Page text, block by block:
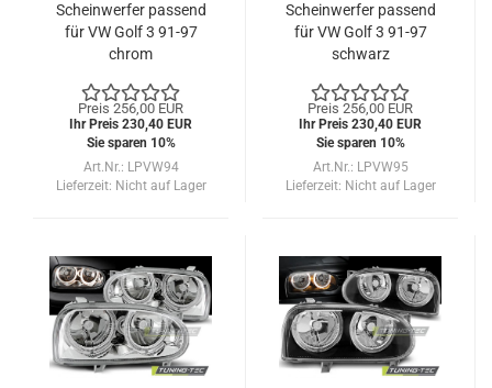
Scheinwerfer passend
für VW Golf 3 91-97
chrom
Preis 256,00 EUR
Ihr Preis 230,40 EUR
Sie sparen 10%
Art.Nr.: LPVW94
Lieferzeit: Nicht auf Lager
Scheinwerfer passend
für VW Golf 3 91-97
schwarz
Preis 256,00 EUR
Ihr Preis 230,40 EUR
Sie sparen 10%
Art.Nr.: LPVW95
Lieferzeit: Nicht auf Lager